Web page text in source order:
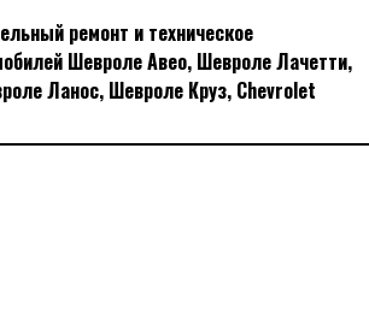
ремонт и техническое
Шевроле Авео, Шевроле Лачетти,
Ланос, Шевроле Круз, Сhevrolet